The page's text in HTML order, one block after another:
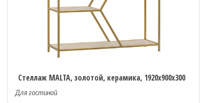
Стеллаж MALTA, золотой, керамика, 1920x900x300
Для гостиной